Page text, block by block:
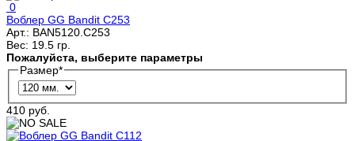
0
Воблер GG Bandit C253
Арт.: BAN5120.C253
Вес: 19.5 гр.
Пожалуйста, выберите параметры
Размер*
410 руб.